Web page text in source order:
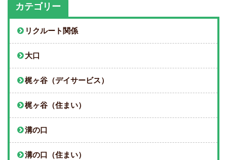
カテゴリー
リクルート関係
大口
梶ヶ谷（デイサービス）
梶ヶ谷（住まい）
溝の口
溝の口（住まい）